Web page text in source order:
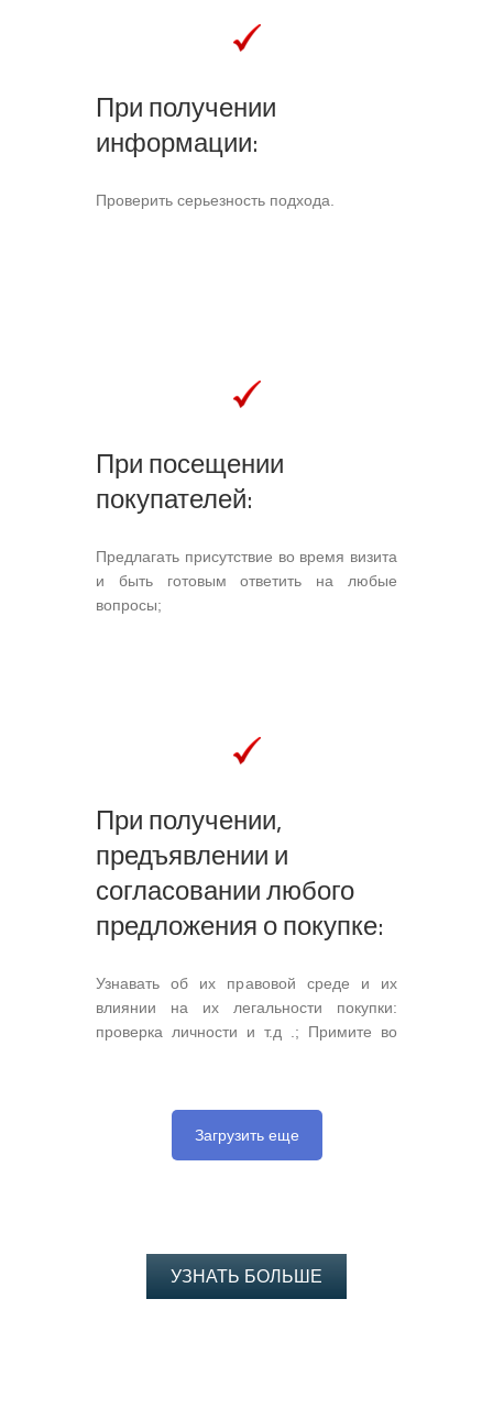
сотрудничество и тем самым
заинтересовать наибольшее количество
Рассмотреть характеристики,
ограничения и экологическую историю
здания и его площадь.
При получении
информации:
Проверить серьезность подхода.
При посещении
покупателей:
Предлагать присутствие во время визита
и быть готовым ответить на любые
вопросы;
При получении,
предъявлении и
согласовании любого
предложения о покупке:
Узнавать об их правовой среде и их
влиянии на их легальности покупки:
проверка личности и т.д .; Примите во
крайние сроки с учетом ваших
ограничений и приоритетов в
также […]
Загрузить еще
УЗНАТЬ БОЛЬШЕ